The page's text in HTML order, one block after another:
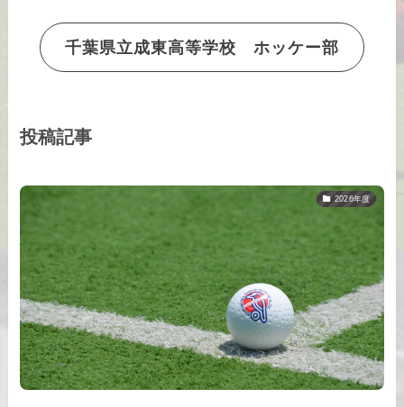
千葉県立成東高等学校 ホッケー部
投稿記事
2026年度